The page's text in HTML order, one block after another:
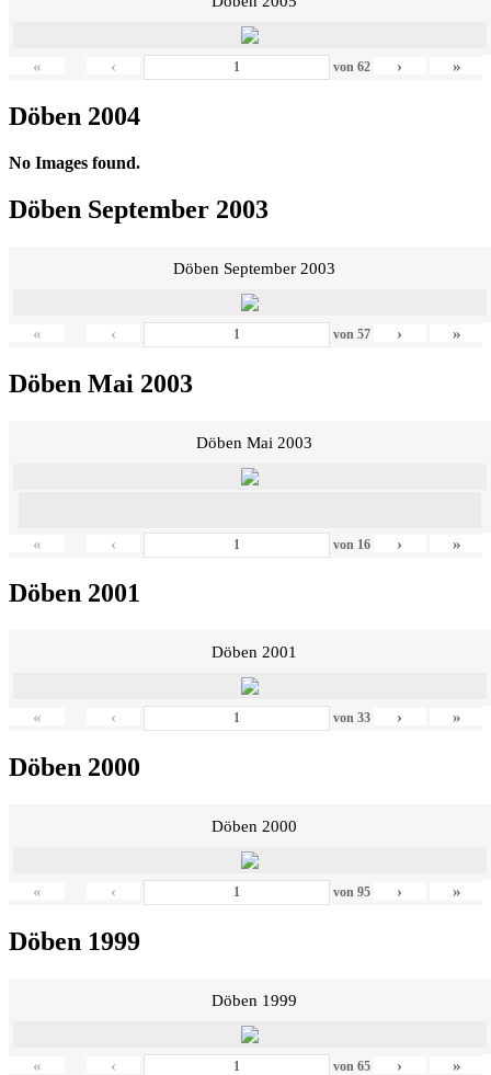
« ‹ von 62 › »
Döben 2004
No Images found.
Döben September 2003
Döben September 2003
« ‹ von 57 › »
Döben Mai 2003
Döben Mai 2003
« ‹ von 16 › »
Döben 2001
Döben 2001
« ‹ von 33 › »
Döben 2000
Döben 2000
« ‹ von 95 › »
Döben 1999
Döben 1999
« ‹ von 65 › »